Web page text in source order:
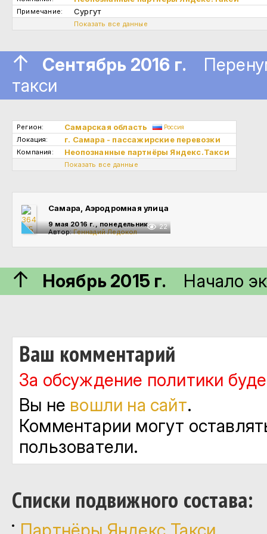
Примечание: Сургут
Показать все данные
↑ Сентябрь 2016 г.
такси
Регион: Самарская область Россия
Локация: г. Самара - пассажирские перевозки
Компания: Неопознанные партнёры Яндекс.Такси
Показать все данные
22
Самара, Аэродромная улица
9 мая 2016 г., понедельник
Автор:Геннадий Ледокол
↑ Ноябрь 2015 г. Начало
Ваш комментарий
За обсуждение политики
Вы не вошли на сайт.
Комментарии могут
пользователи.
Cписки подвижного состава: